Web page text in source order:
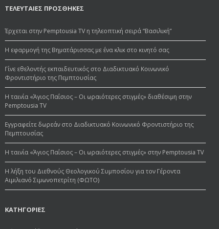
ΤΕΛΕΥΤΑΙΕΣ ΠΡΟΣΘΗΚΕΣ
Έρχεται στην Pemptousia TV η τηλεοπτική σειρά “Βασιλική”
Η εφαρμογή της Βηματάρισσας με ένα κλικ στο κινητό σας
Γίνε εθελοντής εκπαιδευτικός στο Διαδικτυακό Κοινωνικό
Φροντιστήριο της Πεμπτουσίας
Η ταινία «Άγιος Παΐσιος – Οι ωραιότερες στιγμές» διαθέσιμη στην
Pemptousia TV
Εγγραφείτε δωρεάν στο Διαδικτυακό Κοινωνικό Φροντιστήριο της
Πεμπτουσίας
Η ταινία «Άγιος Παΐσιος – Οι ωραιότερες στιγμές» στην Pemptousia TV
Η λήξη του Διεθνούς Θεολογικού Συμποσίου για τον Γέροντα
Αιμιλιανό Σιμωνοπετρίτη (ΦΩΤΟ)
ΚΑΤΗΓΟΡΙΕΣ